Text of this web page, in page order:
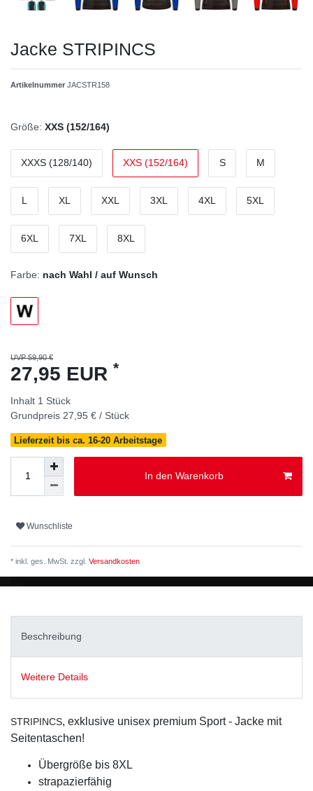
Jacke STRIPINCS
Artikelnummer JACSTR158
Größe: XXS (152/164)
XXXS (128/140) XXS (152/164) S M
L XL XXL 3XL 4XL 5XL
6XL 7XL 8XL
Farbe: nach Wahl / auf Wunsch
UVP 59,90 €
27,95 EUR *
Inhalt 1 Stück
Grundpreis 27,95 € / Stück
Lieferzeit bis ca. 16-20 Arbeitstage
In den Warenkorb
Wunschliste
* inkl. ges. MwSt. zzgl. Versandkosten
Beschreibung
Weitere Details
STRIPINCS, exklusive unisex premium Sport - Jacke mit
Seitentaschen!
Übergröße bis 8XL
strapazierfähig